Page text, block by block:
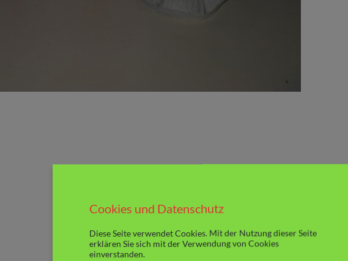
Cookies und Datenschutz
Diese Seite verwendet Cookies. Mit der Nutzung dieser Seite
erklären Sie sich mit der Verwendung von Cookies
einverstanden.